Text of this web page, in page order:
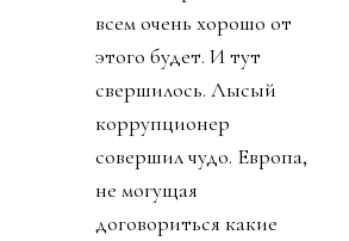
всем очень хорошо от
этого будет. И тут
свершилось. Лысый
коррупционер
совершил чудо. Европа,
не могущая
договориться какие